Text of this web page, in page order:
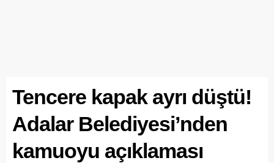
Tencere kapak ayrı düştü!
Adalar Belediyesi’nden
kamuoyu açıklaması